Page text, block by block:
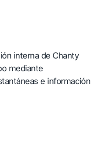
interna de Chanty
mediante
e información